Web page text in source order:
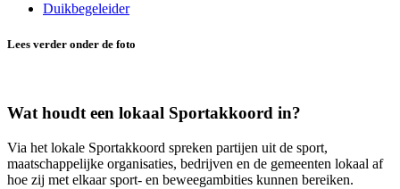
Duikbegeleider
Lees verder onder de foto
Wat houdt een lokaal Sportakkoord in?
Via het lokale Sportakkoord spreken partijen uit de sport,
maatschappelijke organisaties, bedrijven en de gemeenten lokaal af
hoe zij met elkaar sport- en beweegambities kunnen bereiken.